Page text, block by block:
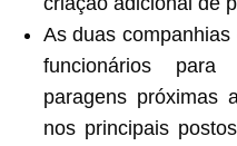
As duas
funcionários para
paragens próximas
nos principais